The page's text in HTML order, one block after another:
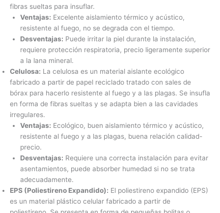
fibras sueltas para insuflar.
Ventajas: Excelente aislamiento térmico y acústico,
resistente al fuego, no se degrada con el tiempo.
Desventajas: Puede irritar la piel durante la instalación,
requiere protección respiratoria, precio ligeramente superior
a la lana mineral.
Celulosa: La celulosa es un material aislante ecológico
fabricado a partir de papel reciclado tratado con sales de
bórax para hacerlo resistente al fuego y a las plagas. Se insufla
en forma de fibras sueltas y se adapta bien a las cavidades
irregulares.
Ventajas: Ecológico, buen aislamiento térmico y acústico,
resistente al fuego y a las plagas, buena relación calidad-
precio.
Desventajas: Requiere una correcta instalación para evitar
asentamientos, puede absorber humedad si no se trata
adecuadamente.
EPS (Poliestireno Expandido): El poliestireno expandido (EPS)
es un material plástico celular fabricado a partir de